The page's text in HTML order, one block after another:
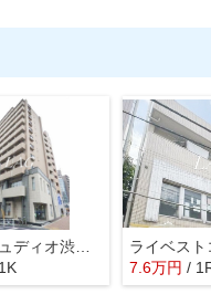
パレステュディオ渋谷本町
7.6万円 /